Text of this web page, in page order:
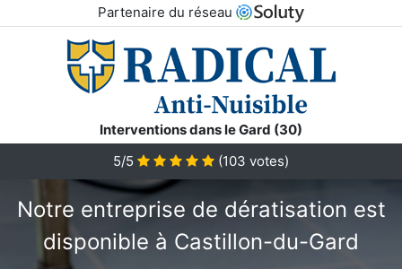
Partenaire du réseau
Interventions dans le Gard (30)
5/5
(103 votes)
Notre entreprise de dératisation est
disponible à Castillon-du-Gard